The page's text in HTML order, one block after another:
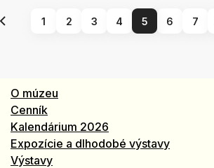
1 2 3 4 5 6 7
O múzeu
Cenník
Kalendárium 2026
Expozície a dlhodobé výstavy
Výstavy